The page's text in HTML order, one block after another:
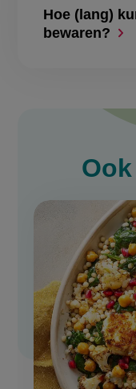
Hoe (lang)
bewaren?